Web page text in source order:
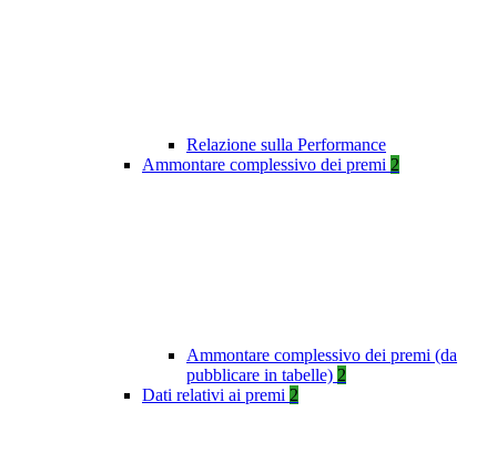
Relazione sulla Performance
Ammontare complessivo dei premi 2
Ammontare complessivo dei premi (da
pubblicare in tabelle) 2
Dati relativi ai premi 2